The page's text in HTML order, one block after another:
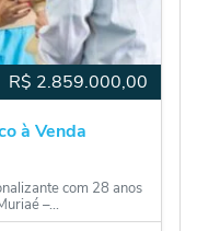
R$ 2.859.000,00
à Venda
com 28 anos
–...